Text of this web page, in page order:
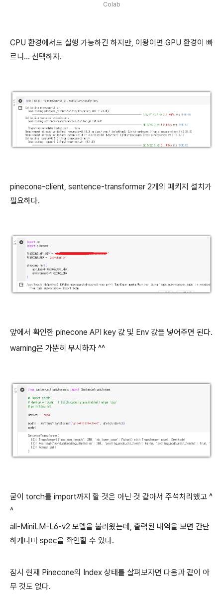
Colab
CPU 환경에서도 실행 가능하긴 하지만, 이왕이면 GPU 환경이 빠
르니... 선택하자.
pinecone-client, sentence-transformer 2개의 패키지 설치가
필요하다.
앞에서 확인한 pinecone API key 값 및 Env 값을 넣어주면 된다.
warning은 가뿐히 무시하자 ^^
굳이 torch를 import까지 할 것은 아닌 것 같아서 주석처리했고 ^
^
all-MiniLM-L6-v2 모델을 불러왔는데, 출력된 내역을 보면 간단
하게나마 spec을 확인할 수 있다.
잠시 현재 Pinecone의 Index 상태를 살펴보자면 다음과 같이 아
무 것도 없다.